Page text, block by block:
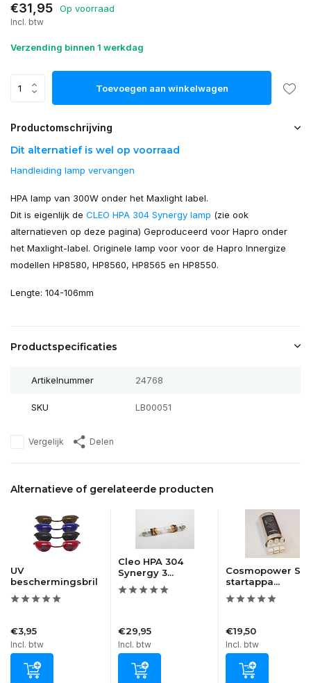
€31,95 Op voorraad
Incl. btw
Verzending binnen 1 werkdag
Toevoegen aan winkelwagen
Productomschrijving
Dit alternatief is wel op voorraad
Handleiding lamp vervangen
HPA lamp van 300W onder het Maxlight label.
Dit is eigenlijk de CLEO HPA 304 Synergy lamp (zie ook
alternatieven op deze pagina) Geproduceerd voor Hapro onder
het Maxlight-label. Originele lamp voor voor de Hapro Innergize
modellen HP8580, HP8560, HP8565 en HP8550.
Lengte: 104-106mm
Productspecificaties
Artikelnummer 24768
SKU LB00051
Vergelijk Delen
Alternatieve of gerelateerde producten
UV
beschermingsbril
€3,95
Incl. btw
Cleo HPA 304
Synergy 3...
€29,95
Incl. btw
Cosmopower S
startappa...
€19,50
Incl. btw